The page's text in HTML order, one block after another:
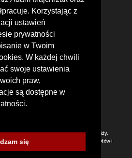
Korzystając z
ustawień
prywatności
w Twoim
W każdej chwili
swoje ustawienia
praw,
są dostępne w
się
wartych odwiedzenia w trakcie podróży.
stacje benzynowe. Kalendarium zlotów i